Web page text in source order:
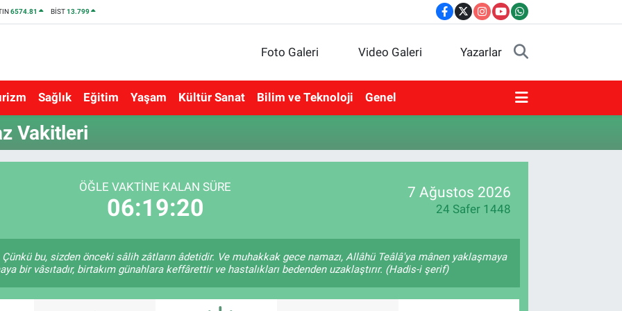
6574.81 BİST13.799
Foto Galeri Video Galeri Yazarlar
Sağlık Eğitim Yaşam Kültür Sanat Bilim ve Teknoloji Genel
Vakitleri
ÖĞLE VAKTINE KALAN SÜRE
06:19:20
7 Ağustos 2026
24 Safer 1448
bu, sizden önceki sâlih zâtların âdetidir. Ve muhakkak gece namazı, Allâhü Teâlâ'ya mânen yaklaşmaya
bir vâsıtadır, birtakım günahlara keffârettir ve hastalıkları bedenden uzaklaştırır. (Hadis-i şerif)